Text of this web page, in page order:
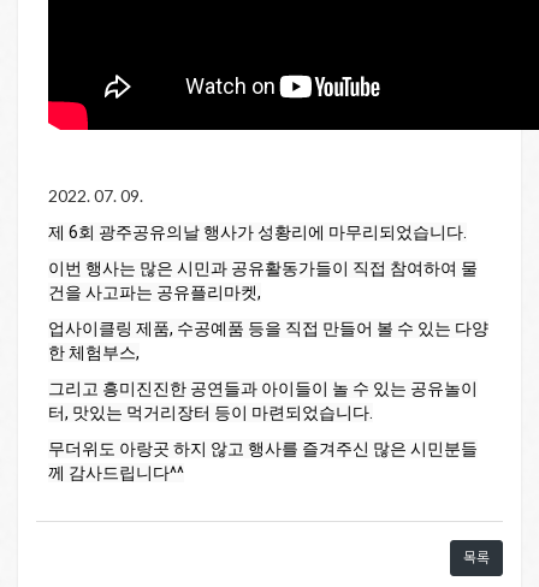
2022. 07. 09.
제 6회 광주공유의날 행사가 성황리에 마무리되었습니다.
이번 행사는 많은 시민과 공유활동가들이 직접 참여하여 물
건을 사고파는 공유플리마켓,
업사이클링 제품, 수공예품 등을 직접 만들어 볼 수 있는 다양
한 체험부스,
그리고 흥미진진한 공연들과 아이들이 놀 수 있는 공유놀이
터, 맛있는 먹거리장터 등이 마련되었습니다.
무더위도 아랑곳 하지 않고 행사를 즐겨주신 많은 시민분들
께 감사드립니다^^
목록